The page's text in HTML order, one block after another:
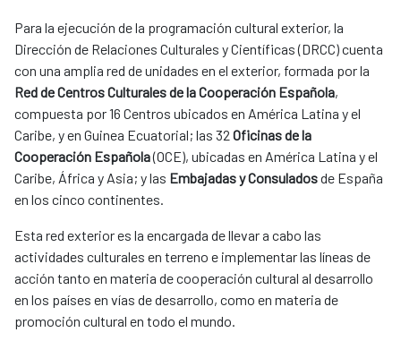
Para la ejecución de la programación cultural exterior, la
Dirección de Relaciones Culturales y Científicas (DRCC) cuenta
con una amplia red de unidades en el exterior, formada por la
Red de Centros Culturales de la Cooperación Española,
compuesta por 16 Centros ubicados en América Latina y el
Caribe, y en Guinea Ecuatorial; las 32 Oficinas de la
Cooperación Española(OCE), ubicadas en América Latina y el
Caribe, África y Asia; y las Embajadas y Consuladosde España
en los cinco continentes.
Esta red exterior es la encargada de llevar a cabo las
actividades culturales en terreno e implementar las líneas de
acción tanto en materia de cooperación cultural al desarrollo
en los países en vías de desarrollo, como en materia de
promoción cultural en todo el mundo.